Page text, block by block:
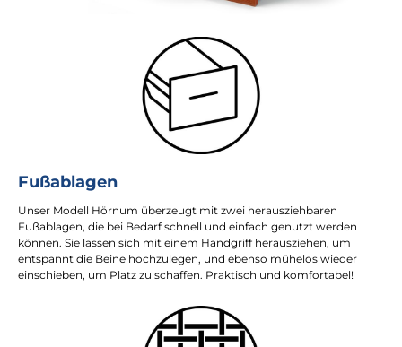
Fußablagen
Unser Modell Hörnum überzeugt mit zwei herausziehbaren
Fußablagen, die bei Bedarf schnell und einfach genutzt werden
können. Sie lassen sich mit einem Handgriff herausziehen, um
entspannt die Beine hochzulegen, und ebenso mühelos wieder
einschieben, um Platz zu schaffen. Praktisch und komfortabel!